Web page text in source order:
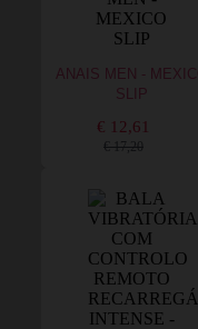
ANAIS MEN -
SLIP
€ 12,61
€ 17,20